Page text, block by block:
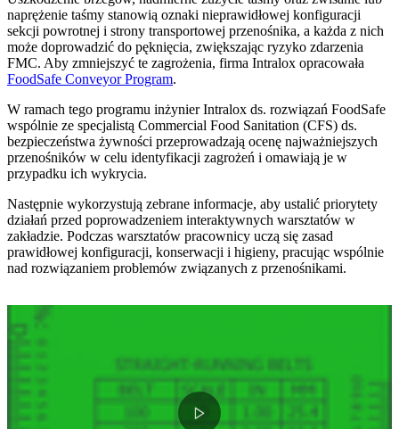
naprężenie taśmy stanowią oznaki nieprawidłowej konfiguracji
sekcji powrotnej i strony transportowej przenośnika, a każda z nich
może doprowadzić do pęknięcia, zwiększając ryzyko zdarzenia
FMC. Aby zmniejszyć te zagrożenia, firma Intralox opracowała
FoodSafe Conveyor Program.
W ramach tego programu inżynier Intralox ds. rozwiązań FoodSafe
wspólnie ze specjalistą Commercial Food Sanitation (CFS) ds.
bezpieczeństwa żywności przeprowadzają ocenę najważniejszych
przenośników w celu identyfikacji zagrożeń i omawiają je w
przypadku ich wykrycia.
Następnie wykorzystują zebrane informacje, aby ustalić priorytety
działań przed poprowadzeniem interaktywnych warsztatów w
zakładzie. Podczas warsztatów pracownicy uczą się zasad
prawidłowej konfiguracji, konserwacji i higieny, pracując wspólnie
nad rozwiązaniem problemów związanych z przenośnikami.